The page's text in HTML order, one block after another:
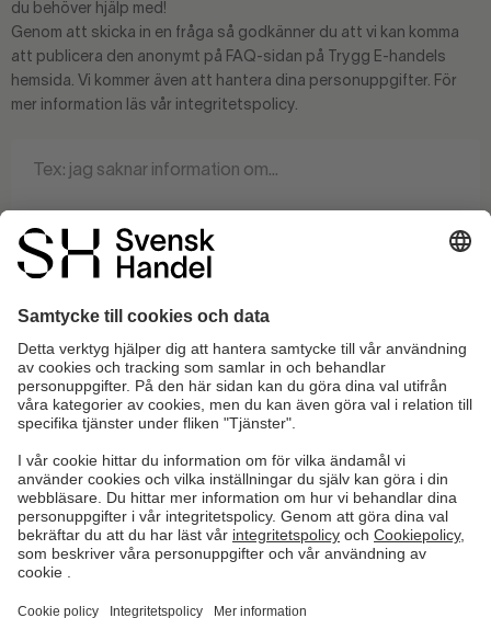
du behöver hjälp med!
Genom att skicka in en fråga så godkänner du att vi kan komma
att publicera den anonymt på FAQ-sidan på Trygg E-handels
hemsida. Vi kommer även att hantera dina personuppgifter. För
mer information läs vår integritetspolicy.
0 / 140
Informera mig när det finns ett svar på denna fråga.
SKICKA FRÅGAN